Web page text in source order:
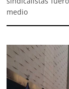
medio